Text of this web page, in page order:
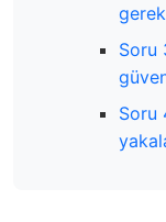
Soru
Soru